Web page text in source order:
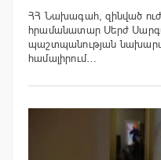
ՀՀ Նախագահ, զինված
հրամանատար Սերժ
պաշտպանության
համալիրում…